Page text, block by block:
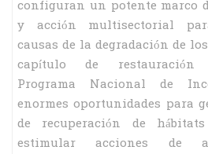
configuran un potente marco
y acción multisectorial
causas de la degradación de
capítulo de
Programa Nacional de
enormes oportunidades para
de recuperación de
estimular acciones de